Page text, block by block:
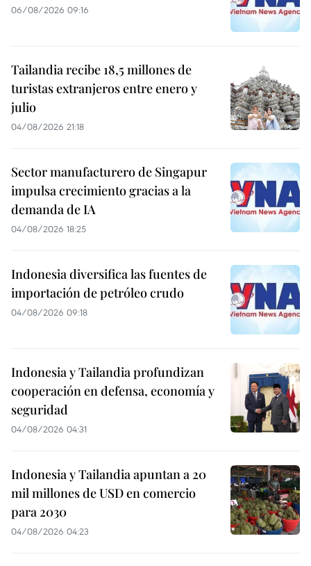
06/08/2026 09:16
Tailandia recibe 18,5 millones de
turistas extranjeros entre enero y
julio
04/08/2026 21:18
Sector manufacturero de Singapur
impulsa crecimiento gracias a la
demanda de IA
04/08/2026 18:25
Indonesia diversifica las fuentes de
importación de petróleo crudo
04/08/2026 09:18
Indonesia y Tailandia profundizan
cooperación en defensa, economía y
seguridad
04/08/2026 04:31
Indonesia y Tailandia apuntan a 20
mil millones de USD en comercio
para 2030
04/08/2026 04:23